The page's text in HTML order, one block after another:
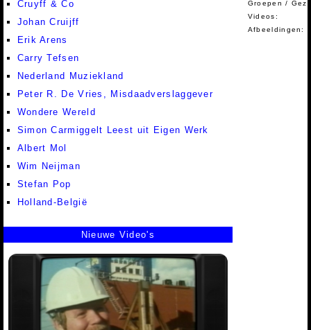
Cruyff & Co
Johan Cruijff
Erik Arens
Carry Tefsen
Nederland Muziekland
Peter R. De Vries, Misdaadverslaggever
Wondere Wereld
Simon Carmiggelt Leest uit Eigen Werk
Albert Mol
Wim Neijman
Stefan Pop
Holland-België
Groepen /
Videos:
Afbeeldingen:
Nieuwe Video's